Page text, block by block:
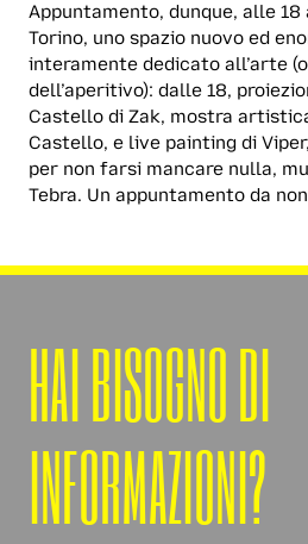
Appuntamento, dunque, alle 18
Torino, uno spazio nuovo ed
interamente dedicato all’arte
dell’aperitivo): dalle 18,
Castello di Zak, mostra
Castello, e live painting di
per non farsi mancare nulla,
Tebra. Un appuntamento da
HAI BISOGNO DI
INFORMAZIONI?